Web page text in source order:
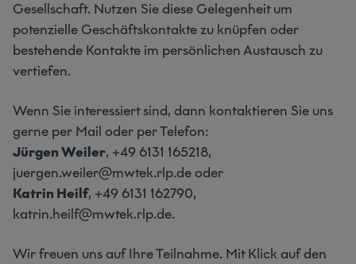
Gesellschaft. Nutzen Sie diese Gelegenheit um
potenzielle Geschäftskontakte zu knüpfen oder
bestehende Kontakte im persönlichen Austausch zu
vertiefen.
Wenn Sie interessiert sind, dann kontaktieren Sie uns
gerne per Mail oder per Telefon:
Jürgen Weiler, +49 6131 165218,
juergen.weiler@mwtek.rlp.de oder
Katrin Heilf, +49 6131 162790,
katrin.heilf@mwtek.rlp.de.
Wir freuen uns auf Ihre Teilnahme. Mit Klick auf den